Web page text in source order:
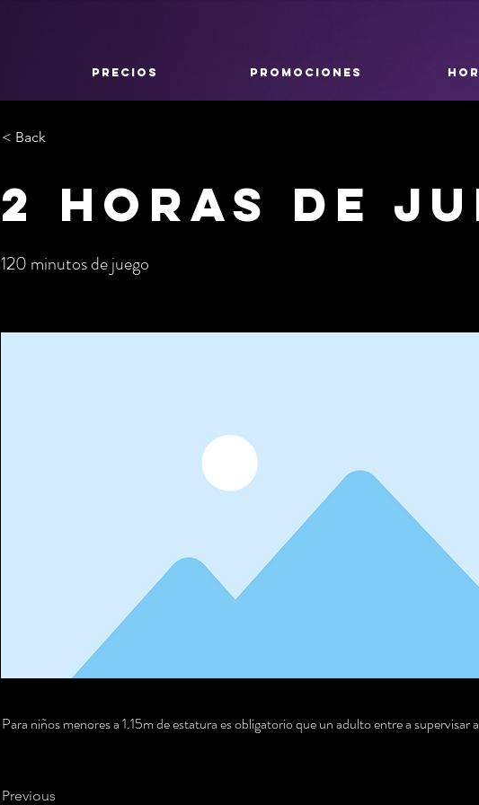
PRECIOS PROMOCIONES
< Back
2 horas de
120 minutos de juego
Para niños menores a 1.15m de estatura es obligatorio que un adulto entre a supervisar
Previous